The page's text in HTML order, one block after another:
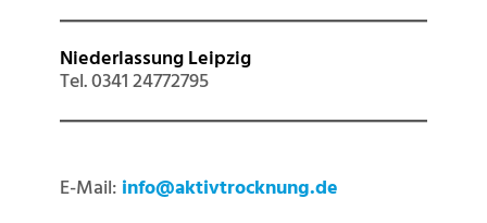
Niederlassung Leipzig
Tel. 0341 24772795
E-Mail: info@aktivtrocknung.de